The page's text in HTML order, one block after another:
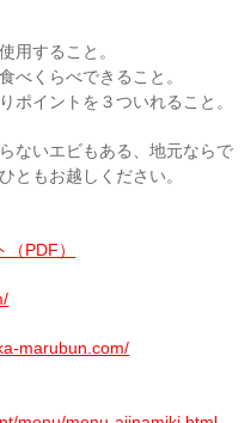
用すること。
べくらべできること。
ポイントを３ついれること。
ないエビもある、地元ならで
ともお越しください。
PDF）
marubun.com/